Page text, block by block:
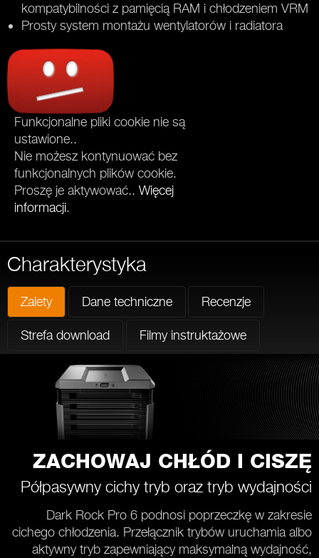
kompatybilności z pamięcią RAM i chłodzeniem VRM
Prosty system montażu wentylatorów i radiatora
Funkcjonalne pliki cookie nie są
ustawione..
Nie możesz kontynuować bez
funkcjonalnych plików cookie.
Proszę je aktywować.. Więcej
informacji.
Charakterystyka
Zalety Dane techniczne Recenzje
Strefa download Filmy instruktażowe
ZACHOWAJ CHŁÓD I CISZĘ
Półpasywny cichy tryb oraz tryb wydajności
Dark Rock Pro 6 podnosi poprzeczkę w zakresie
cichego chłodzenia. Przełącznik trybów uruchamia albo
aktywny tryb zapewniający maksymalną wydajność,